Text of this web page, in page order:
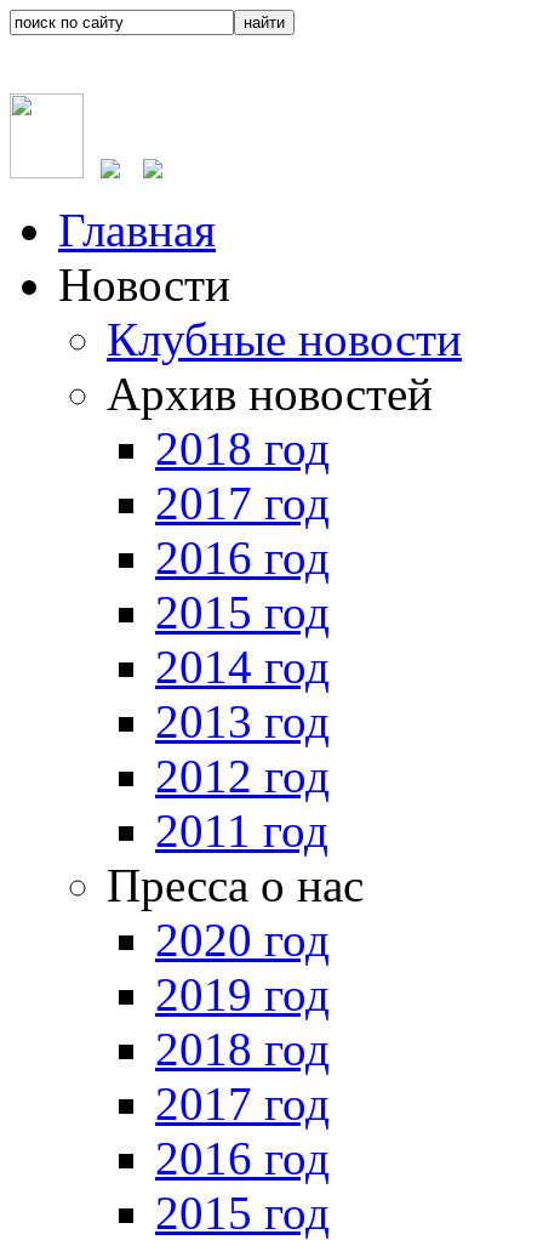
Главная
Новости
Клубные новости
Архив новостей
2018 год
2017 год
2016 год
2015 год
2014 год
2013 год
2012 год
2011 год
Пресса о нас
2020 год
2019 год
2018 год
2017 год
2016 год
2015 год